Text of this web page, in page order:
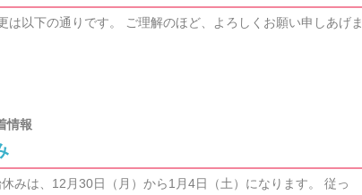
は以下の通りです。 ご理解のほど、よろしくお願い申しあげま
情報
みは、12月30日（月）から1月4日（土）になります。 従っ